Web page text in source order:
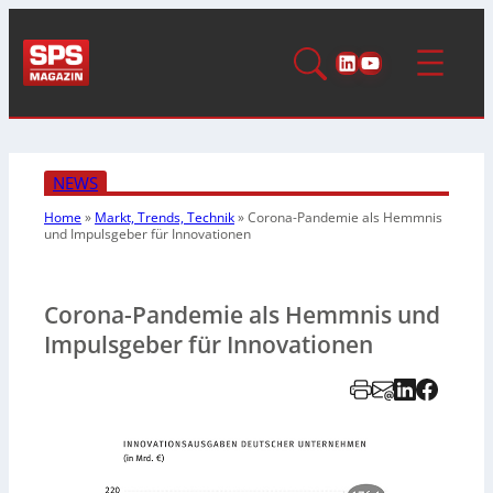
LinkedIn
YouTube
NEWS
Home» Markt, Trends, Technik»Corona-Pandemie als Hemmnis
und Impulsgeber für Innovationen
Corona-Pandemie als Hemmnis und
Impulsgeber für Innovationen